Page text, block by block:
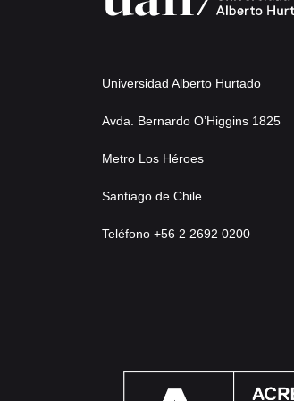
Universidad Alberto Hurtado
Avda. Bernardo O’Higgins 1825
Metro Los Héroes
Santiago de Chile
Teléfono +56 2 2692 0200